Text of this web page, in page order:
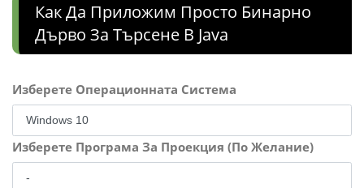
Как Да Приложим Просто Бинарно
Дърво За Търсене В Java
Изберете Операционната Система
Изберете Програма За Проекция (По Желание)